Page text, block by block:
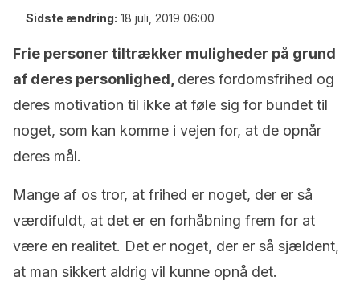
Sidste ændring: 18 juli, 2019 06:00
Frie personer tiltrækker muligheder på grund
af deres personlighed, deres fordomsfrihed og
deres motivation til ikke at føle sig for bundet til
noget, som kan komme i vejen for, at de opnår
deres mål.
Mange af os tror, at frihed er noget, der er så
værdifuldt, at det er en forhåbning frem for at
være en realitet. Det er noget, der er så sjældent,
at man sikkert aldrig vil kunne opnå det.